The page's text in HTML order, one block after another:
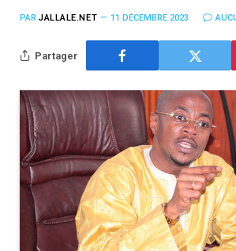
PAR JALLALE.NET 11 DÉCEMBRE 2023
Partager